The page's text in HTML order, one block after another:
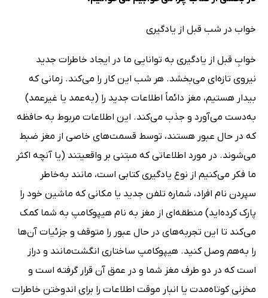
خواب در شب قبل از یادگیری
خوابِ قبل از یادگیری به توانایی ما در ایجاد خاطرات جدید
نیروی تازه‌ای می‌بخشد. هر شب این کار را می‌کند. زمانی که
بیدار هستیم، مغز دائماً اطلاعات جدید را (به‌عمد یا غیر‌عمد)
به‌دست می‌آورد و جذب می‌کند. این اطلاعات مربوط به حافظه
که در حال عبور هستند، توسط قسمت‌های خاصی از مغز ضبط
می‌شوند. در مورد اطلاعاتی که مبتنی بر واقعیتند (یا آنچه اکثر
ما فکر می‌کنیم از نوع یادگیری کتابی است، مانند به‌خاطر
سپردن نام افراد، شماره تلفن جدید یا مکانی که ماشین خود را
پارک کرده‌اید) منطقه‌ای از مغز به نام هیپوکامپ به شما کمک
می‌کند تا این تجربه‌های در حال عبور را متوقف و جزئیات آن‌ها
را به‌هم وصل کنید. هیپوکامپ ساختاری انگشت‌مانند و دراز
است که در دو طرف مغز شما و در عمق آن قرار گرفته است و
مخزنی کوتاه‌مدت یا انبار موقت اطلاعات را برای اندوختن خاطرات